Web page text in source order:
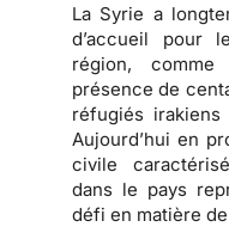
La Syrie a
d’accueil pour
région,
présence de
réfugiés
Aujourd’hui en
civile
dans le pays
défi en matière